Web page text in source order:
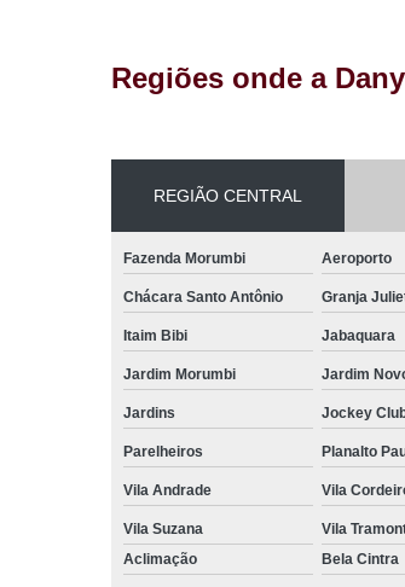
Regiões onde a
REGIÃO CENTRAL
Fazenda Morumbi Aeroporto
Chácara Santo Antônio Granja
Itaim Bibi Jabaquara
Jardim Morumbi Jardim
Jardins Jockey
Parelheiros Planalto
Vila Andrade Vila
Vila Suzana Vila
Aclimação
Bela Cintra